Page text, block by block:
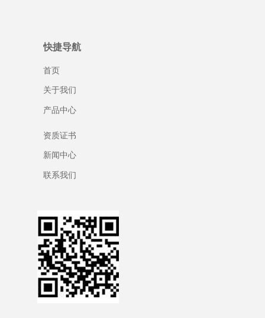
快捷导航
首页
关于我们
产品中心
资质证书
新闻中心
联系我们